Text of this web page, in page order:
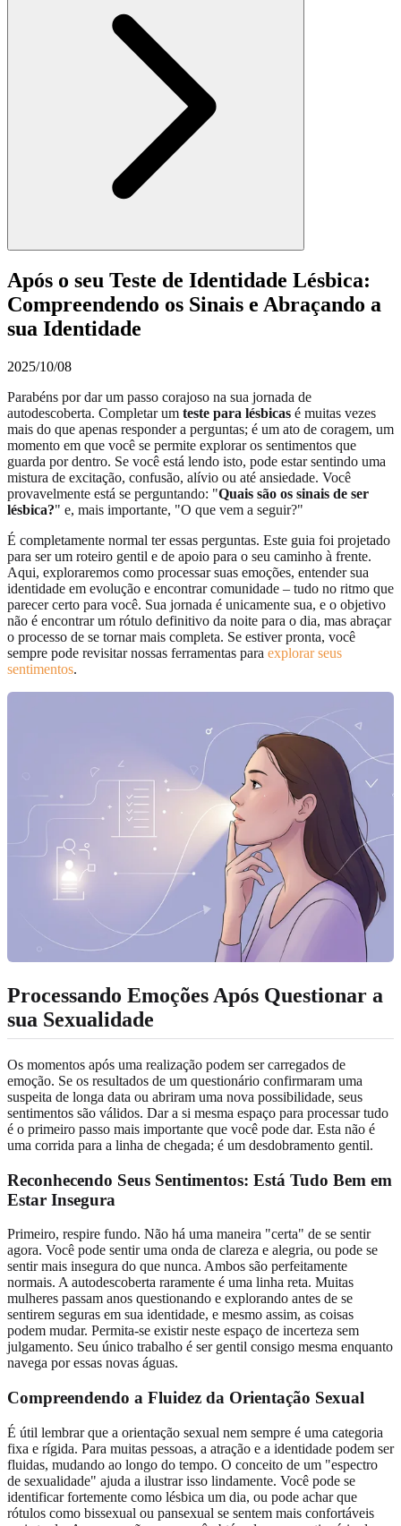
Após o seu Teste de Identidade Lésbica:
Compreendendo os Sinais e Abraçando a
sua Identidade
2025/10/08
Parabéns por dar um passo corajoso na sua jornada de
autodescoberta. Completar um teste para lésbicas é muitas vezes
mais do que apenas responder a perguntas; é um ato de coragem, um
momento em que você se permite explorar os sentimentos que
guarda por dentro. Se você está lendo isto, pode estar sentindo uma
mistura de excitação, confusão, alívio ou até ansiedade. Você
provavelmente está se perguntando: "Quais são os sinais de ser
lésbica?" e, mais importante, "O que vem a seguir?"
É completamente normal ter essas perguntas. Este guia foi projetado
para ser um roteiro gentil e de apoio para o seu caminho à frente.
Aqui, exploraremos como processar suas emoções, entender sua
identidade em evolução e encontrar comunidade – tudo no ritmo que
parecer certo para você. Sua jornada é unicamente sua, e o objetivo
não é encontrar um rótulo definitivo da noite para o dia, mas abraçar
o processo de se tornar mais completa. Se estiver pronta, você
sempre pode revisitar nossas ferramentas para explorar seus
sentimentos.
Processando Emoções Após Questionar a
sua Sexualidade
Os momentos após uma realização podem ser carregados de
emoção. Se os resultados de um questionário confirmaram uma
suspeita de longa data ou abriram uma nova possibilidade, seus
sentimentos são válidos. Dar a si mesma espaço para processar tudo
é o primeiro passo mais importante que você pode dar. Esta não é
uma corrida para a linha de chegada; é um desdobramento gentil.
Reconhecendo Seus Sentimentos: Está Tudo Bem em
Estar Insegura
Primeiro, respire fundo. Não há uma maneira "certa" de se sentir
agora. Você pode sentir uma onda de clareza e alegria, ou pode se
sentir mais insegura do que nunca. Ambos são perfeitamente
normais. A autodescoberta raramente é uma linha reta. Muitas
mulheres passam anos questionando e explorando antes de se
sentirem seguras em sua identidade, e mesmo assim, as coisas
podem mudar. Permita-se existir neste espaço de incerteza sem
julgamento. Seu único trabalho é ser gentil consigo mesma enquanto
navega por essas novas águas.
Compreendendo a Fluidez da Orientação Sexual
É útil lembrar que a orientação sexual nem sempre é uma categoria
fixa e rígida. Para muitas pessoas, a atração e a identidade podem ser
fluidas, mudando ao longo do tempo. O conceito de um "espectro
de sexualidade" ajuda a ilustrar isso lindamente. Você pode se
identificar fortemente como lésbica um dia, ou pode achar que
rótulos como bissexual ou pansexual se sentem mais confortáveis